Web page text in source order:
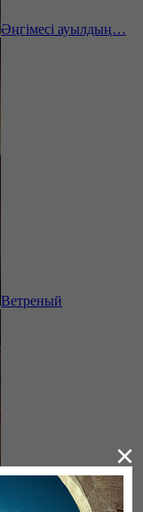
Әңгімесі ауылдың…
Ветреный
×